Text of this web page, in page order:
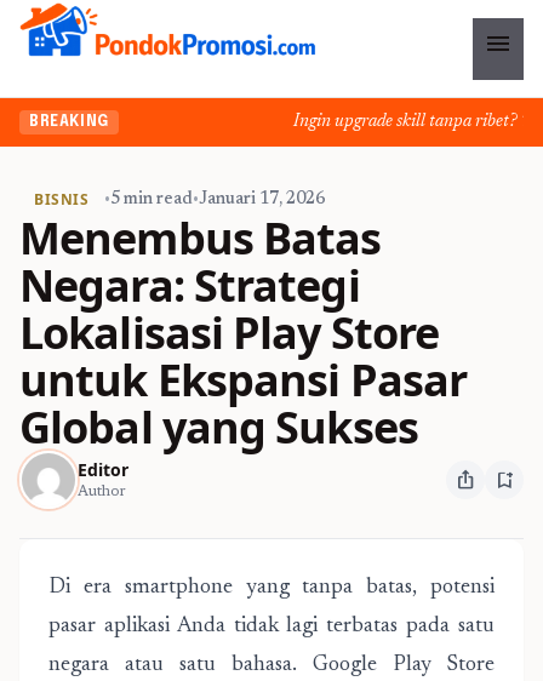
menu
BREAKING Ingin upgrade skill tanpa ribet?
BISNIS •5 min read•Januari 17, 2026
Menembus Batas
Negara: Strategi
Lokalisasi Play Store
untuk Ekspansi Pasar
Global yang Sukses
Editor
Author ios_share bookmark_add
Di era smartphone yang tanpa batas, potensi
pasar aplikasi Anda tidak lagi terbatas pada satu
negara atau satu bahasa. Google Play Store